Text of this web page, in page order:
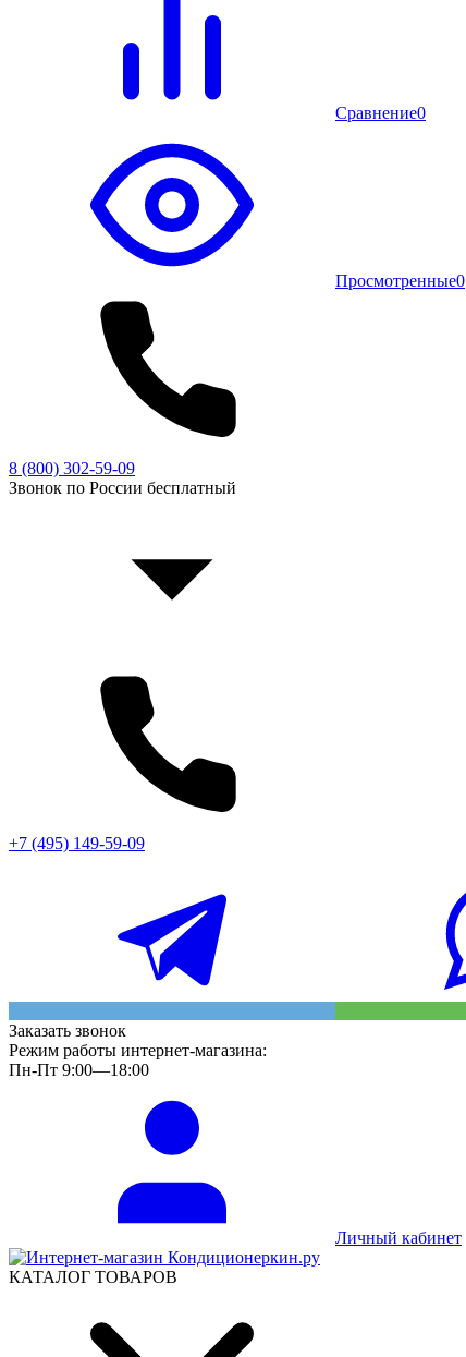
Сравнение0
Просмотренные0
8 (800) 302-59-09
Звонок по России бесплатный
+7 (495) 149-59-09
Заказать звонок
Режим работы интернет-магазина:
Пн-Пт 9:00—18:00
Личный кабинет
КАТАЛОГ ТОВАРОВ